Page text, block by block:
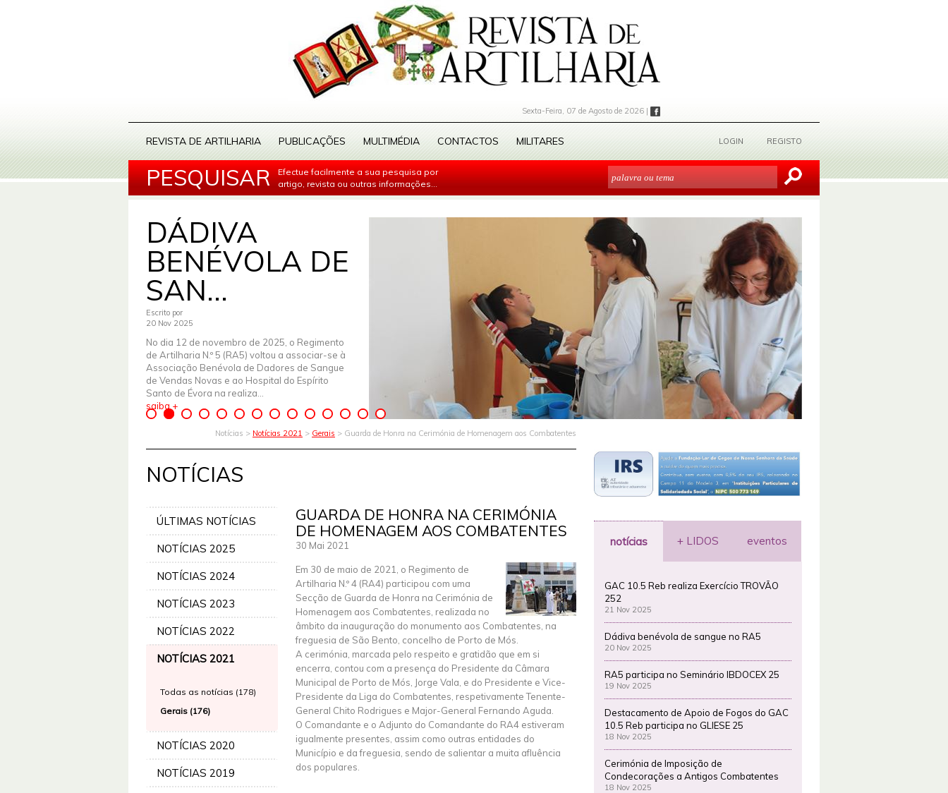
Sexta-Feira, 07 de Agosto de 2026 |
REVISTA DE ARTILHARIA PUBLICAÇÕES MULTIMÉDIA CONTACTOS MILITARES LOGIN REGISTO
PESQUISAR
Efectue facilmente a sua pesquisa por
artigo, revista ou outras informações...
DÁDIVA
BENÉVOLA DE
SAN...
Escrito por
20 Nov 2025
No dia 12 de novembro de 2025, o Regimento
de Artilharia N.º 5 (RA5) voltou a associar-se à
Associação Benévola de Dadores de Sangue
de Vendas Novas e ao Hospital do Espírito
Santo de Évora na realiza...
saiba +
Notícias > Notícias 2021 > Gerais > Guarda de Honra na Cerimónia de Homenagem aos Combatentes
NOTÍCIAS
ÚLTIMAS NOTÍCIAS
NOTÍCIAS 2025
NOTÍCIAS 2024
NOTÍCIAS 2023
NOTÍCIAS 2022
NOTÍCIAS 2021
Todas as notícias (178)
Gerais (176)
NOTÍCIAS 2020
NOTÍCIAS 2019
GUARDA DE HONRA NA CERIMÓNIA
DE HOMENAGEM AOS COMBATENTES
30 Mai 2021
Em 30 de maio de 2021, o Regimento de
Artilharia N.º 4 (RA4) participou com uma
Secção de Guarda de Honra na Cerimónia de
Homenagem aos Combatentes, realizada no
âmbito da inauguração do monumento aos Combatentes, na
freguesia de São Bento, concelho de Porto de Mós.
A cerimónia, marcada pelo respeito e gratidão que em si
encerra, contou com a presença do Presidente da Câmara
Municipal de Porto de Mós, Jorge Vala, e do Presidente e Vice-
Presidente da Liga do Combatentes, respetivamente Tenente-
General Chito Rodrigues e Major-General Fernando Aguda.
O Comandante e o Adjunto do Comandante do RA4 estiveram
igualmente presentes, assim como outras entidades do
Município e da freguesia, sendo de salientar a muita afluência
dos populares.
notícias + LIDOS eventos
GAC 10.5 Reb realiza Exercício TROVÃO
252
21 Nov 2025
Dádiva benévola de sangue no RA5
20 Nov 2025
RA5 participa no Seminário IBDOCEX 25
19 Nov 2025
Destacamento de Apoio de Fogos do GAC
10.5 Reb participa no GLIESE 25
18 Nov 2025
Cerimónia de Imposição de
Condecorações a Antigos Combatentes
18 Nov 2025